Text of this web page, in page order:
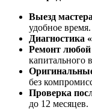
Выезд мастера
удобное время.
Диагностика
Ремонт
капитального
без
Проверка
до 12 месяцев.